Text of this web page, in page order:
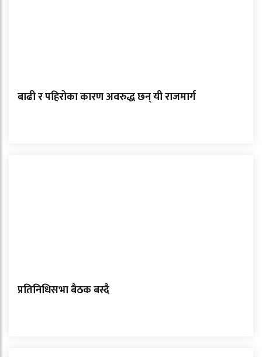
बाढी र पहिरोका कारण अवरुद्ध छन् यी राजमार्ग
प्रतिनिधिसभा बैठक बस्दै